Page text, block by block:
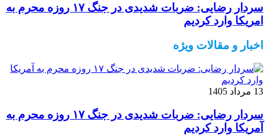
سردار رضایی: ضربات شدیدی در جنگ ۱۷ روزه محرم به
امریکا وارد کردیم
اخبار و مقالات ویژه
13 مرداد 1405
سردار رضایی: ضربات شدیدی در جنگ ۱۷ روزه محرم به
آمریکا وارد کردیم